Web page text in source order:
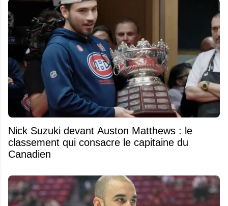
Nick Suzuki devant Auston Matthews : le
classement qui consacre le capitaine du
Canadien